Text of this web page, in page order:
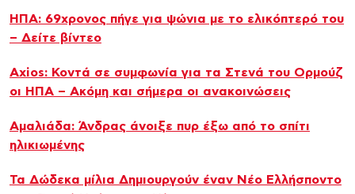
ΗΠΑ: 69χρονος πήγε για ψώνια με το ελικόπτερό του
– Δείτε βίντεο
Axios: Κοντά σε συμφωνία για τα Στενά του Ορμούζ
οι ΗΠΑ – Ακόμη και σήμερα οι ανακοινώσεις
Αμαλιάδα: Άνδρας άνοιξε πυρ έξω από το σπίτι
ηλικιωμένης
Τα Δώδεκα μίλια Δημιουργούν έναν Νέο Ελλήσποντο